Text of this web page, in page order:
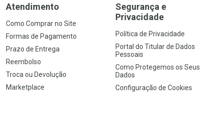
Atendimento
Como Comprar no Site
Formas de Pagamento
Prazo de Entrega
Reembolso
Troca ou Devolução
Marketplace
Segurança e
Privacidade
Política de Privacidade
Portal do Titular de Dados
Pessoais
Como Protegemos os Seus
Dados
Configuração de Cookies